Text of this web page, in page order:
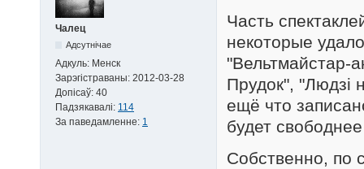
Чалец
Адсутнічае
Адкуль: Менск
Зарэгістраваны: 2012-03-28
Допісаў: 40
Падзякавалі: 114
За паведамленне: 1
Часть
некоторые
"Вельтмайстар-
Прудок", "Людзі
ещё что
будет
Собственно, по